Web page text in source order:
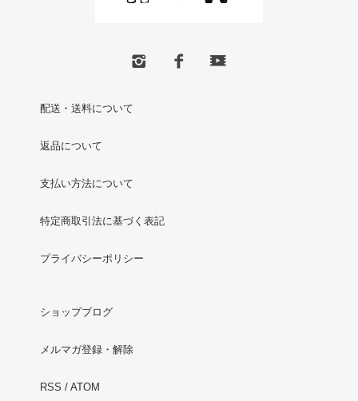
配送・送料について
返品について
支払い方法について
特定商取引法に基づく表記
プライバシーポリシー
ショップブログ
メルマガ登録・解除
RSS / ATOM